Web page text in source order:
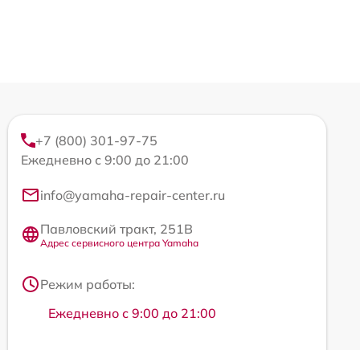
+7 (800) 301-97-75
Ежедневно с 9:00 до 21:00
info@yamaha-repair-center.ru
Павловский тракт, 251В
Адрес сервисного центра Yamaha
Режим работы:
Ежедневно с 9:00 до 21:00